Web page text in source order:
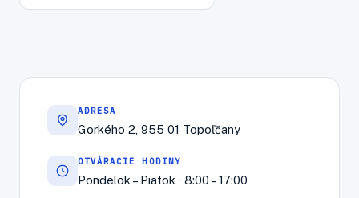
ADRESA
Gorkého 2, 955 01 Topoľčany
OTVÁRACIE HODINY
Pondelok – Piatok · 8:00 – 17:00